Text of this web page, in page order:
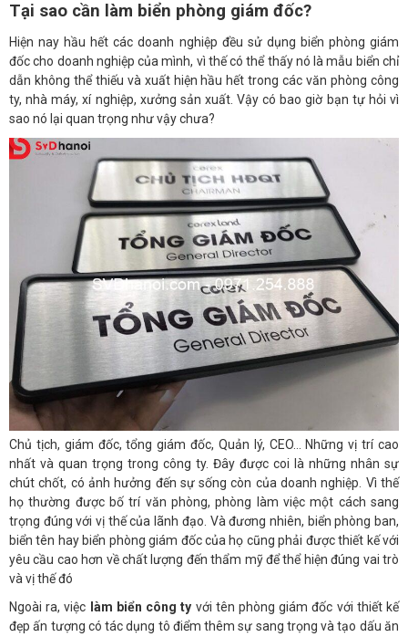
Tại sao cần làm biển phòng giám đốc?
Hiện nay hầu hết các doanh nghiệp đều sử dụng biển phòng giám
đốc cho doanh nghiệp của mình, vì thế có thể thấy nó là mẫu biển chỉ
dẫn không thể thiếu và xuất hiện hầu hết trong các văn phòng công
ty, nhà máy, xí nghiệp, xưởng sản xuất. Vậy có bao giờ bạn tự hỏi vì
sao nó lại quan trọng như vậy chưa?
Chủ tịch, giám đốc, tổng giám đốc, Quản lý, CEO… Những vị trí cao
nhất và quan trọng trong công ty. Đây được coi là những nhân sự
chút chốt, có ảnh hưởng đến sự sống còn của doanh nghiệp. Vì thế
họ thường được bố trí văn phòng, phòng làm việc một cách sang
trọng đúng với vị thế của lãnh đạo. Và đương nhiên, biển phòng ban,
biển tên hay biển phòng giám đốc của họ cũng phải được thiết kế với
yêu cầu cao hơn về chất lượng đến thẩm mỹ để thể hiện đúng vai trò
và vị thế đó
Ngoài ra, việc làm biển công ty với tên phòng giám đốc với thiết kế
đẹp ấn tượng có tác dụng tô điểm thêm sự sang trọng và tạo dấu ăn